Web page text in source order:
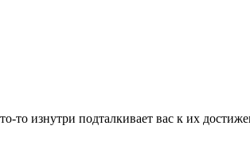
то изнутри подталкивает вас к их